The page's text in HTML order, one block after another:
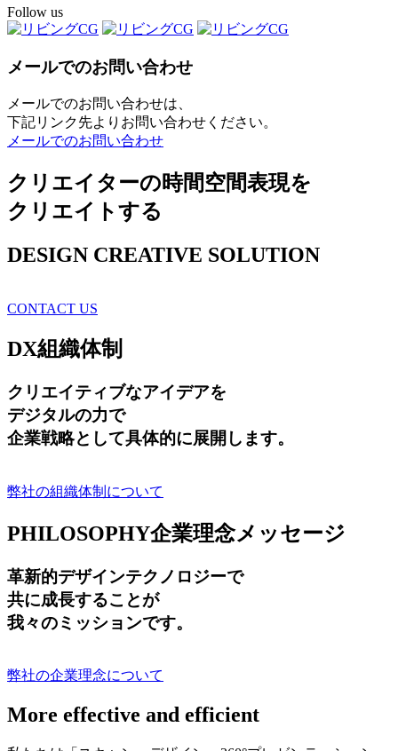
Follow us
メールでのお問い合わせ
メールでのお問い合わせは、
下記リンク先よりお問い合わせください。
メールでのお問い合わせ
クリエイターの時間空間表現を
クリエイトする
DESIGN CREATIVE SOLUTION
CONTACT US
DX組織体制
クリエイティブなアイデアを
デジタルの力で
企業戦略として具体的に展開します。
弊社の組織体制について
PHILOSOPHY企業理念メッセージ
革新的デザインテクノロジーで
共に成長することが
我々のミッションです。
弊社の企業理念について
More effective and efficient